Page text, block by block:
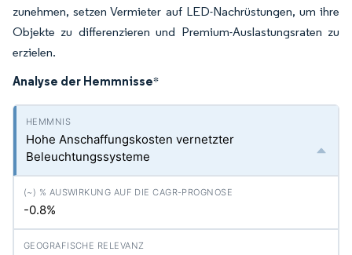
zunehmen, setzen Vermieter auf LED-Nachrüstungen, um ihre
Objekte zu differenzieren und Premium-Auslastungsraten zu
erzielen.
Analyse der Hemmnisse*
Hohe Anschaffungskosten vernetzter
Beleuchtungssysteme
-0.8%